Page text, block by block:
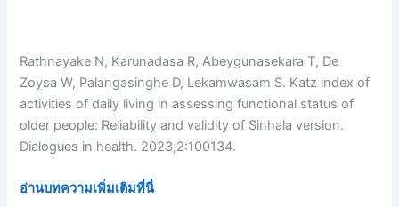
Rathnayake N, Karunadasa R, Abeygunasekara T, De
Zoysa W, Palangasinghe D, Lekamwasam S. Katz index of
activities of daily living in assessing functional status of
older people: Reliability and validity of Sinhala version.
Dialogues in health. 2023;2:100134.
อ่านบทความเพิ่มเติมที่นี่